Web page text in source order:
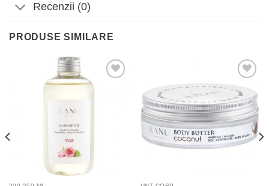
Recenzii (0)
PRODUSE SIMILARE
Adaugă
la
Favorite